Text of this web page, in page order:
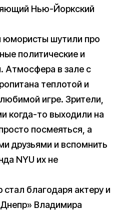
Нью-Йоркский
юмористы шутили про
политические и
Атмосфера в зале с
теплотой и
игре. Зрители,
когда-то выходили на
посмеяться, а
друзьями и вспомнить
NYU их не
благодаря актеру и
Владимира